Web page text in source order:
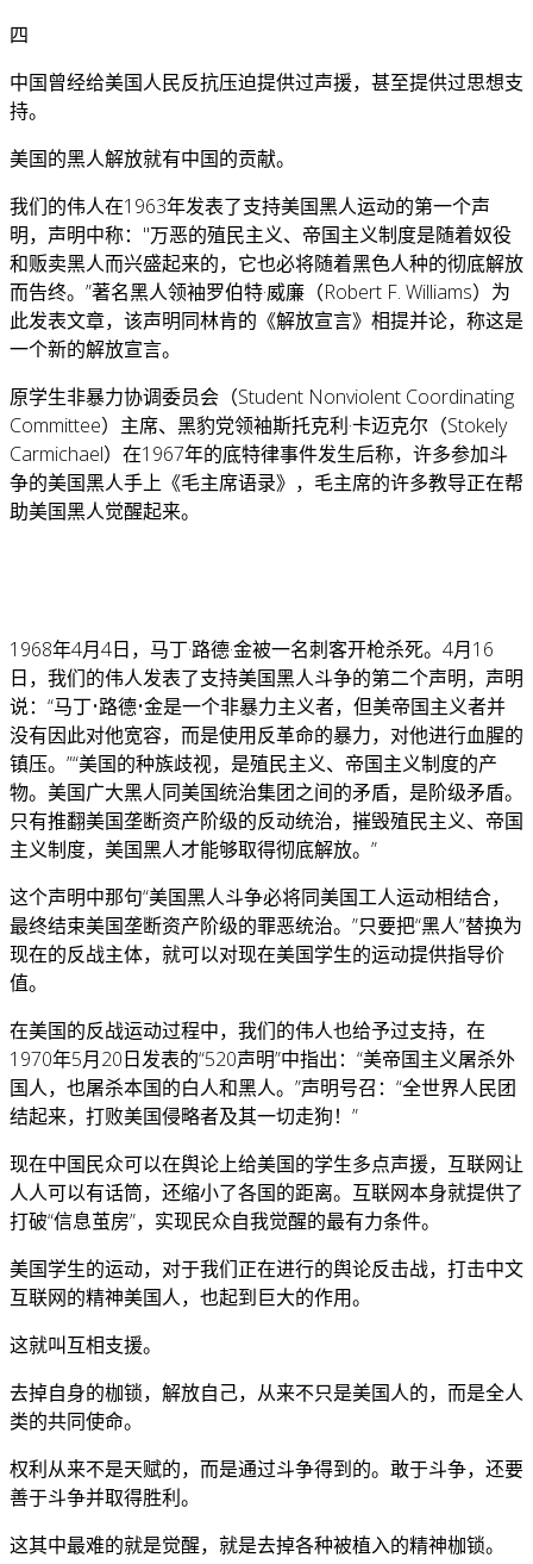
四
中国曾经给美国人民反抗压迫提供过声援，甚至提供过思想支
持。
美国的黑人解放就有中国的贡献。
我们的伟人在1963年发表了支持美国黑人运动的第一个声
明，声明中称："万恶的殖民主义、帝国主义制度是随着奴役
和贩卖黑人而兴盛起来的，它也必将随着黑色人种的彻底解放
而告终。”著名黑人领袖罗伯特·威廉（Robert F. Williams）为
此发表文章，该声明同林肯的《解放宣言》相提并论，称这是
一个新的解放宣言。
原学生非暴力协调委员会（Student Nonviolent Coordinating
Committee）主席、黑豹党领袖斯托克利·卡迈克尔（Stokely
Carmichael）在1967年的底特律事件发生后称，许多参加斗
争的美国黑人手上《毛主席语录》，毛主席的许多教导正在帮
助美国黑人觉醒起来。
1968年4月4日，马丁·路德·金被一名刺客开枪杀死。4月16
日，我们的伟人发表了支持美国黑人斗争的第二个声明，声明
说：“马丁•路德•金是一个非暴力主义者，但美帝国主义者并
没有因此对他宽容，而是使用反革命的暴力，对他进行血腥的
镇压。”“美国的种族歧视，是殖民主义、帝国主义制度的产
物。美国广大黑人同美国统治集团之间的矛盾，是阶级矛盾。
只有推翻美国垄断资产阶级的反动统治，摧毁殖民主义、帝国
主义制度，美国黑人才能够取得彻底解放。”
这个声明中那句“美国黑人斗争必将同美国工人运动相结合，
最终结束美国垄断资产阶级的罪恶统治。”只要把“黑人”替换为
现在的反战主体，就可以对现在美国学生的运动提供指导价
值。
在美国的反战运动过程中，我们的伟人也给予过支持，在
1970年5月20日发表的“520声明”中指出：“美帝国主义屠杀外
国人，也屠杀本国的白人和黑人。”声明号召：“全世界人民团
结起来，打败美国侵略者及其一切走狗！”
现在中国民众可以在舆论上给美国的学生多点声援，互联网让
人人可以有话筒，还缩小了各国的距离。互联网本身就提供了
打破“信息茧房”，实现民众自我觉醒的最有力条件。
美国学生的运动，对于我们正在进行的舆论反击战，打击中文
互联网的精神美国人，也起到巨大的作用。
这就叫互相支援。
去掉自身的枷锁，解放自己，从来不只是美国人的，而是全人
类的共同使命。
权利从来不是天赋的，而是通过斗争得到的。敢于斗争，还要
善于斗争并取得胜利。
这其中最难的就是觉醒，就是去掉各种被植入的精神枷锁。